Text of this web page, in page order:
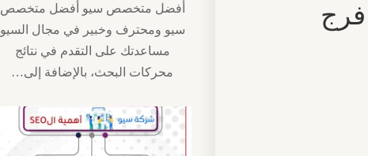
أفضل متخصص سيو أفضل متخصص
سيو ومحترف وخبير في مجال السيو
مساعدتك على التقدم في نتائج
محركات البحث، بالإضافة إلى…